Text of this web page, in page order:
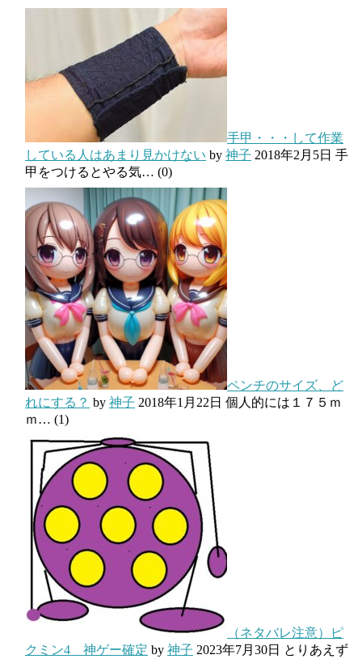
手甲・・・して作業
している人はあまり見かけない by 神子 2018年2月5日 手
甲をつけるとやる気… (0)
ペンチのサイズ、ど
れにする？ by 神子 2018年1月22日 個人的には１７５ｍ
ｍ… (1)
（ネタバレ注意）ピ
クミン4 神ゲー確定 by 神子 2023年7月30日 とりあえず